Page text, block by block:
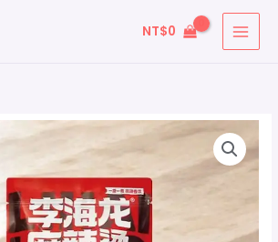
NT$0